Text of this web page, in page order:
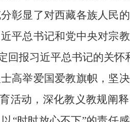
彰显了对西藏各族人民
平总书记和党中央对宗
报习近平总书记的关怀
高举爱国爱教旗帜，坚
活动，深化教义教规阐